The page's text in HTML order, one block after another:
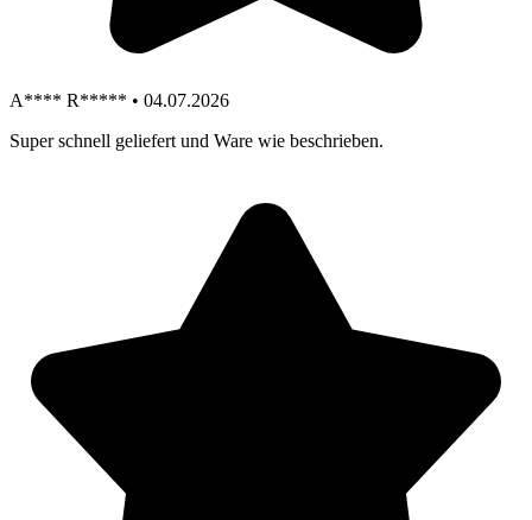
A**** R***** • 04.07.2026
Super schnell geliefert und Ware wie beschrieben.